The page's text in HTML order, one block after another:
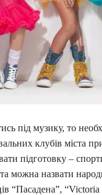
під музику, то
клубів міста
підготовку –
можна назвати
“Пасадена”,